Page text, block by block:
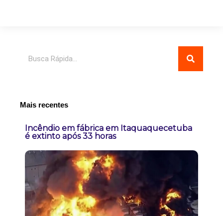
Mais recentes
Incêndio em fábrica em Itaquaquecetuba
é extinto após 33 horas